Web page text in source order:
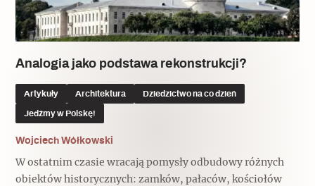
Kruchość rzeczy
Wywiady
Popularne
Dolnośląski Indiana Jones
Dziedzictwo na co dzień
Jak wskrzesić smak
Ludzie
Biskupin - rezerwat archeologiczny
Muzea od nowa
Popularne
Narodowego Muzeum Techniki
Zobacz również
Patronaty
MonumentApp
Mapa skojarzeń
Krakowskie Kawiarnie
Analogia jako podstawa rekonstrukcji?
Artykuły Architektura Dziedzictwo na co dzień
Jedźmy w Polskę!
Wojciech Wółkowski
W ostatnim czasie wracają pomysły odbudowy różnych
obiektów historycznych: zamków, pałaców, kościołów